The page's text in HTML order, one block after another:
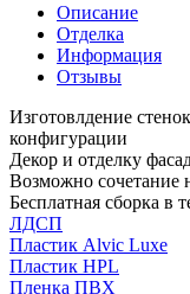
Описание
Отделка
Информация
Отзывы
Изготовлдение
конфигурации
Декор и отделку
Возможно сочетание
Бесплатная сборка в
ЛДСП
Пластик Alvic Luxe
Пластик HPL
Пленка ПВХ